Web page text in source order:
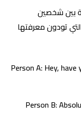
بين شخصين
تودون معرفتها
Person A: Hey,
Person B: